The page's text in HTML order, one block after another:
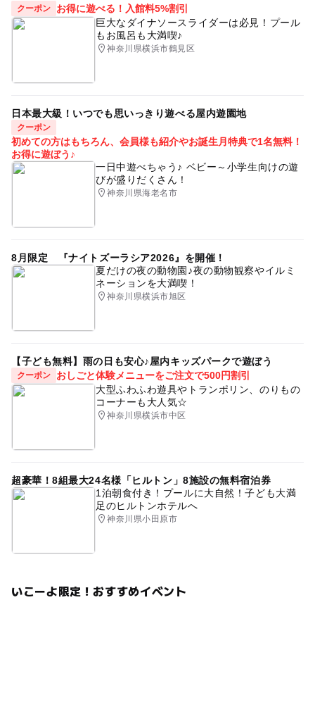
このイベントの受付は終了しました。
小学生以上〜一般 2,000円
ファミリーコンサート 川崎 赤ちゃんとコンサート
赤ちゃんコンサート キッズコンサート リトミック
GW(ゴールデンウィーク)
クーポン
お得に遊べる！入館料5%割引
巨大なダイナソースライダーは必見！プール
もお風呂も大満喫♪
神奈川県横浜市鶴見区
日本最大級！いつでも思いっきり遊べる屋内遊園地
クーポン
初めての方はもちろん、会員様も紹介やお誕生月特典で1名無料！
お得に遊ぼう♪
一日中遊べちゃう♪ ベビー～小学生向けの遊
びが盛りだくさん！
神奈川県海老名市
8月限定 『ナイトズーラシア2026』を開催！
夏だけの夜の動物園♪夜の動物観察やイルミ
ネーションを大満喫！
神奈川県横浜市旭区
【子ども無料】雨の日も安心♪屋内キッズパークで遊ぼう
クーポン
おしごと体験メニューをご注文で500円割引
大型ふわふわ遊具やトランポリン、のりもの
コーナーも大人気☆
神奈川県横浜市中区
超豪華！8組最大24名様「ヒルトン」8施設の無料宿泊券
1泊朝食付き！プールに大自然！子ども大満
足のヒルトンホテルへ
神奈川県小田原市
いこーよ限定！おすすめイベント